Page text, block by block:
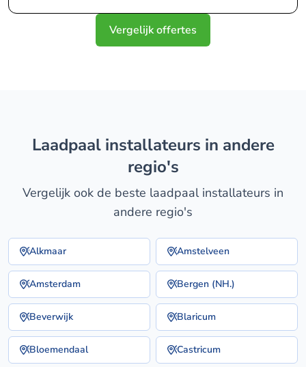
Vergelijk offertes
laadpaal installateurs in andere
regio's
Vergelijk ook de beste laadpaal installateurs in
andere regio's
Alkmaar Amstelveen
Amsterdam Bergen (NH.)
Beverwijk Blaricum
Bloemendaal Castricum